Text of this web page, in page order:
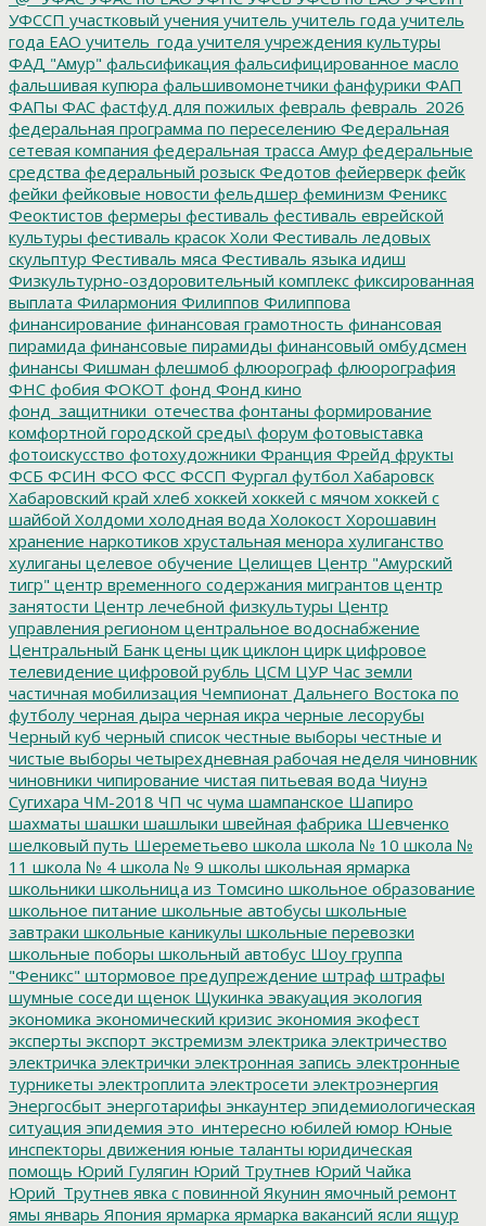
УФССП участковый учения учитель учитель года учитель
года ЕАО учитель_года учителя учреждения культуры
ФАД "Амур" фальсификация фальсифицированное масло
фальшивая купюра фальшивомонетчики фанфурики ФАП
ФАПы ФАС фастфуд для пожилых февраль февраль_2026
федеральная программа по переселению Федеральная
сетевая компания федеральная трасса Амур федеральные
средства федеральный розыск Федотов фейерверк фейк
фейки фейковые новости фельдшер феминизм Феникс
Феоктистов фермеры фестиваль фестиваль еврейской
культуры фестиваль красок Холи Фестиваль ледовых
скульптур Фестиваль мяса Фестиваль языка идиш
Физкультурно-оздоровительный комплекс фиксированная
выплата Филармония Филиппов Филиппова
финансирование финансовая грамотность финансовая
пирамида финансовые пирамиды финансовый омбудсмен
финансы Фишман флешмоб флюорограф флюорография
ФНС фобия ФОКОТ фонд Фонд кино
фонд_защитники_отечества фонтаны формирование
комфортной городской среды\ форум фотовыставка
фотоискусство фотохудожники Франция Фрейд фрукты
ФСБ ФСИН ФСО ФСС ФССП Фургал футбол Хабаровск
Хабаровский край хлеб хоккей хоккей с мячом хоккей с
шайбой Холдоми холодная вода Холокост Хорошавин
хранение наркотиков хрустальная менора хулиганство
хулиганы целевое обучение Целищев Центр "Амурский
тигр" центр временного содержания мигрантов центр
занятости Центр лечебной физкультуры Центр
управления регионом центральное водоснабжение
Центральный Банк цены цик циклон цирк цифровое
телевидение цифровой рубль ЦСМ ЦУР Час земли
частичная мобилизация Чемпионат Дальнего Востока по
футболу черная дыра черная икра черные лесорубы
Черный куб черный список честные выборы честные и
чистые выборы четырехдневная рабочая неделя чиновник
чиновники чипирование чистая питьевая вода Чиунэ
Сугихара ЧМ-2018 ЧП чс чума шампанское Шапиро
шахматы шашки шашлыки швейная фабрика Шевченко
шелковый путь Шереметьево школа школа № 10 школа №
11 школа № 4 школа № 9 школы школьная ярмарка
школьники школьница из Томсино школьное образование
школьное питание школьные автобусы школьные
завтраки школьные каникулы школьные перевозки
школьные поборы школьный автобус Шоу группа
"Феникс" штормовое предупреждение штраф штрафы
шумные соседи щенок Щукинка эвакуация экология
экономика экономический кризис экономия экофест
эксперты экспорт экстремизм электрика электричество
электричка электрички электронная запись электронные
турникеты электроплита электросети электроэнергия
Энергосбыт энерготарифы энкаунтер эпидемиологическая
ситуация эпидемия это_интересно юбилей юмор Юные
инспекторы движения юные таланты юридическая
помощь Юрий Гулягин Юрий Трутнев Юрий Чайка
Юрий_Трутнев явка с повинной Якунин ямочный ремонт
ямы январь Япония ярмарка ярмарка вакансий ясли ящур